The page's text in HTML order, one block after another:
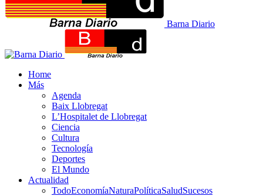
Barna Diario
Home
Más
Agenda
Baix Llobregat
L’Hospitalet de Llobregat
Ciencia
Cultura
Tecnología
Deportes
El Mundo
Actualidad
TodoEconomíaNaturaPolíticaSaludSucesos